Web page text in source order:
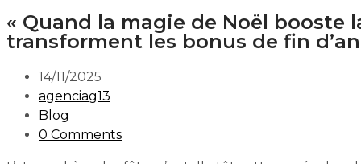
« Quand la magie de Noël
transforment les bonus de fin
14/11/2025
agenciag13
Blog
0 Comments